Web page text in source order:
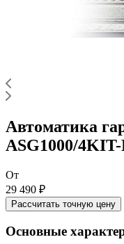
Автоматика
ASG1000/
От
29 490 ₽
Рассчитать точную цену
Основные